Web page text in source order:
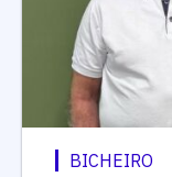
BICHEIRO